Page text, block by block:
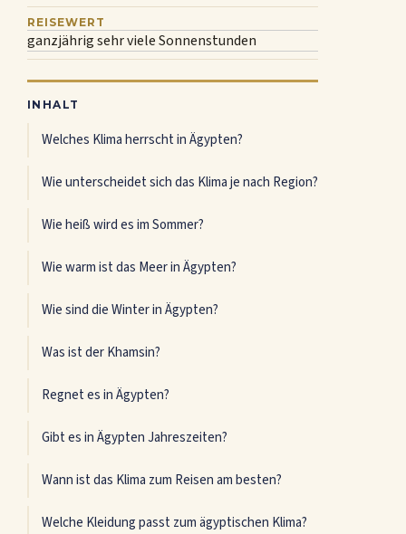
REISEWERT
ganzjährig sehr viele Sonnenstunden
INHALT
Welches Klima herrscht in Ägypten?
Wie unterscheidet sich das Klima je nach Region?
Wie heiß wird es im Sommer?
Wie warm ist das Meer in Ägypten?
Wie sind die Winter in Ägypten?
Was ist der Khamsin?
Regnet es in Ägypten?
Gibt es in Ägypten Jahreszeiten?
Wann ist das Klima zum Reisen am besten?
Welche Kleidung passt zum ägyptischen Klima?